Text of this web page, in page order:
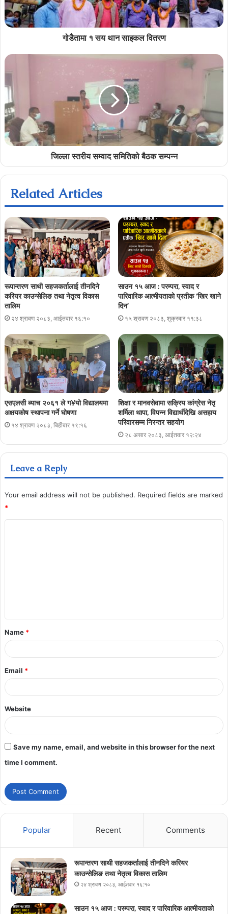
गोडेैतामा १ सय थान साइकल वितरण
जिल्ला स्तरीय सम्वाद समितिको बैठक सम्पन्न
Related Articles
रूपान्तरण साथी सहजकर्तालाई तीनदिने
करियर काउन्सेलिङ तथा नेतृत्व विकास
तालिम
२४ श्रावण २०८३, आईतवार १६:१०
साउन १५ आज : परम्परा, स्वाद र
पारिवारिक आत्मीयताको प्रतीक ‘खिर खाने
दिन’
१५ श्रावण २०८३, शुक्रबार ११:३८
एसएलसी ब्याच २०६१ ले ग¥यो विद्यालयमा
अक्षयकोष स्थापना गर्ने घोषणा
१४ श्रावण २०८३, बिहीबार १९:१६
शिक्षा र मानवसेवामा सक्रिय कांग्रेस नेतृ
शर्मिला थापा, विपन्न विद्यार्थीदेखि असहाय
परिवारसम्म निरन्तर सहयोग
२८ असार २०८३, आईतवार १२:२४
Leave a Reply
Your email address will not be published. Required fields are marked
*
Name *
Email *
Website
Save my name, email, and website in this browser for the next
time I comment.
Popular Recent Comments
रूपान्तरण साथी सहजकर्तालाई तीनदिने करियर
काउन्सेलिङ तथा नेतृत्व विकास तालिम
२४ श्रावण २०८३, आईतवार १६:१०
साउन १५ आज : परम्परा, स्वाद र पारिवारिक आत्मीयताको